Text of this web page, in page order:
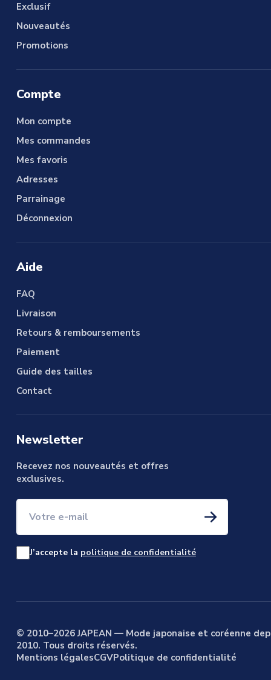
Exclusif
Nouveautés
Promotions
Compte
Mon compte
Mes commandes
Mes favoris
Adresses
Parrainage
Déconnexion
Aide
FAQ
Livraison
Retours & remboursements
Paiement
Guide des tailles
Contact
Newsletter
Recevez nos nouveautés et offres
exclusives.
J’accepte la politique de confidentialité
© 2010–2026 JAPEAN — Mode japonaise et coréenne
2010. Tous droits réservés.
Mentions légalesCGVPolitique de confidentialité